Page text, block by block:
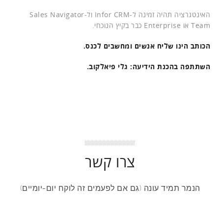
האינטגרציה תהיה זמינה ל-Infor CRM ול-Sales Navigator
Team או Enterprise כבר בקיץ הנוכחי.
הכותב הינו שליח אנשים ומחשבים לכנס.
השתתפה בהכנת הידיעה: גלי פיאלקוב.
צרו קשר
הנמר תמיד עונה (גם אם לפעמים זה לוקח יום-יומיים)